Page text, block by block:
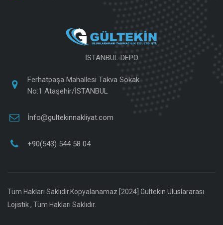
İSTANBUL DEPO
Ferhatpaşa Mahallesi Takva Sokak
No:1 Ataşehir/İSTANBUL
İnfo@gultekinnakliyat.com
+90(543) 544 58 04
Tüm Hakları Saklıdır.Kopyalanamaz [2024] Gultekin Uluslararası
Lojistik, Tüm Hakları Saklıdır.